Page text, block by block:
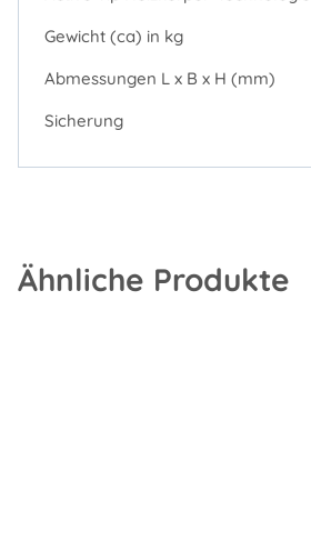
Gewicht (ca) in kg
Abmessungen L x B x H (mm)
Sicherung
Ähnliche Produkte